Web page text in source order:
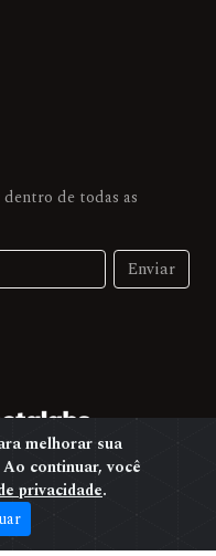
de todas as
Enviar
melhorar sua
continuar, você
privacidade.